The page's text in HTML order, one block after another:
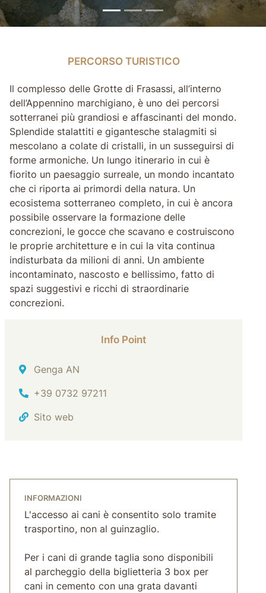
PERCORSO TURISTICO
Il complesso delle Grotte di Frasassi, all’interno
dell’Appennino marchigiano, è uno dei percorsi
sotterranei più grandiosi e affascinanti del mondo.
Splendide stalattiti e gigantesche stalagmiti si
mescolano a colate di cristalli, in un susseguirsi di
forme armoniche. Un lungo itinerario in cui è
fiorito un paesaggio surreale, un mondo incantato
che ci riporta ai primordi della natura. Un
ecosistema sotterraneo completo, in cui è ancora
possibile osservare la formazione delle
concrezioni, le gocce che scavano e costruiscono
le proprie architetture e in cui la vita continua
indisturbata da milioni di anni. Un ambiente
incontaminato, nascosto e bellissimo, fatto di
spazi suggestivi e ricchi di straordinarie
concrezioni.
Info Point
Indirizzo
Genga AN
Tel.
+39 0732 97211
Sito web
INFORMAZIONI
L'accesso ai cani è consentito solo tramite
trasportino, non al guinzaglio.
Per i cani di grande taglia sono disponibili
al parcheggio della biglietteria 3 box per
cani in cemento con una grata davanti